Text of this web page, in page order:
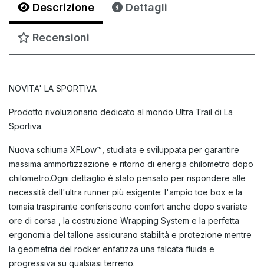
Descrizione Dettagli
Recensioni
NOVITA' LA SPORTIVA
Prodotto rivoluzionario dedicato al mondo Ultra Trail di La
Sportiva.
Nuova schiuma XFLow™, studiata e sviluppata per garantire
massima ammortizzazione e ritorno di energia chilometro dopo
chilometro.Ogni dettaglio è stato pensato per rispondere alle
necessità dell'ultra runner più esigente: l'ampio toe box e la
tomaia traspirante conferiscono comfort anche dopo svariate
ore di corsa , la costruzione Wrapping System e la perfetta
ergonomia del tallone assicurano stabilità e protezione mentre
la geometria del rocker enfatizza una falcata fluida e
progressiva su qualsiasi terreno.